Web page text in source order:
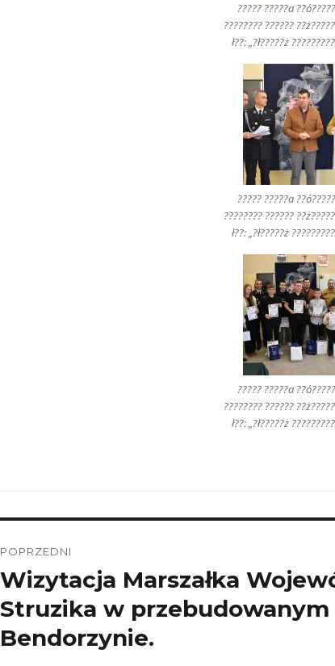
????? ?????a
???????? ??????
ł??: „?ł?????ż
????? ?????a
???????? ??????
ł??: „?ł?????ż
????? ?????a
???????? ??????
ł??: „?ł?????ż
wpisu
POPRZEDNI
Poprzedni
wpis:
Wizytacja Marszałka
Struzika w
Bendorzynie.